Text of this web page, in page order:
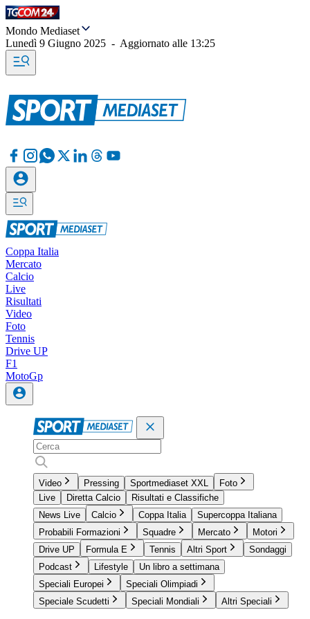
Mondo Mediaset
Lunedì 9 Giugno 2025 - Aggiornato alle 13:25
Coppa Italia
Mercato
Calcio
Live
Risultati
Video
Foto
Tennis
Drive UP
F1
MotoGp
Video Pressing Sportmediaset XXL
Foto
Live
Diretta Calcio
Risultati e Classifiche
News Live
Calcio Coppa Italia
Supercoppa Italiana
Probabili Formazioni
Squadre Mercato
Motori
Drive UP
Formula E Tennis Altri Sport
Sondaggi
Podcast
Lifestyle
Un libro a settimana
Speciali Europei
Speciali Olimpiadi
Speciale Scudetti
Speciali Mondiali Altri Speciali